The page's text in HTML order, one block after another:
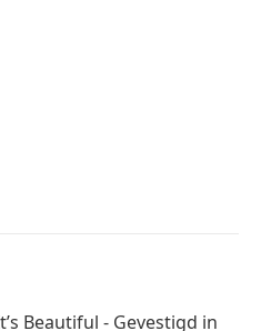
Beautiful - Gevestigd in